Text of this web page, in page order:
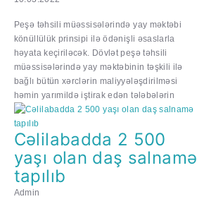
Peşə təhsili müəssisələrində yay məktəbi
könüllülük prinsipi ilə ödənişli əsaslarla
həyata keçiriləcək. Dövlət peşə təhsili
müəssisələrində yay məktəbinin təşkili ilə
bağlı bütün xərclərin maliyyələşdirilməsi
həmin yarımildə iştirak edən tələbələrin
Cəlilabadda 2 500
yaşı olan daş salnamə
tapılıb
Admin